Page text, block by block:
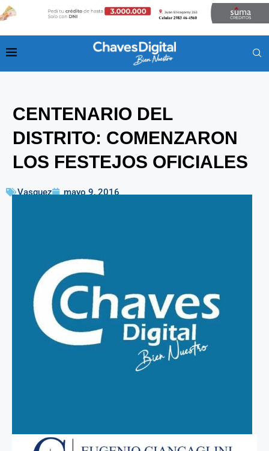
CENTENARIO DEL
DISTRITO: COMENZARON
LOS FESTEJOS OFICIALES
Vasquez mayo 9, 2016